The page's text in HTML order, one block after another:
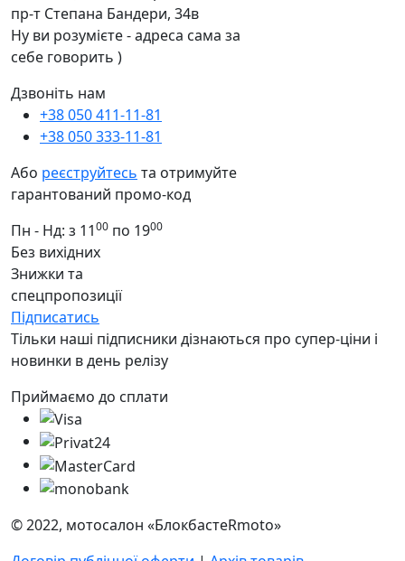
пр-т Степана Бандери, 34в
Ну ви розумієте - адреса сама за
себе говорить )
Дзвоніть нам
+38 050 411-11-81
+38 050 333-11-81
Або реєструйтесь та отримуйте
гарантований промо-код
Пн - Нд: з 1100 по 1900
Без вихідних
Знижки та
спецпропозиції
Підписатись
Тільки наші підписники дізнаються про супер-ціни і
новинки в день релізу
Приймаємо до сплати
© 2022, мотосалон «БлокбастеRmoto»